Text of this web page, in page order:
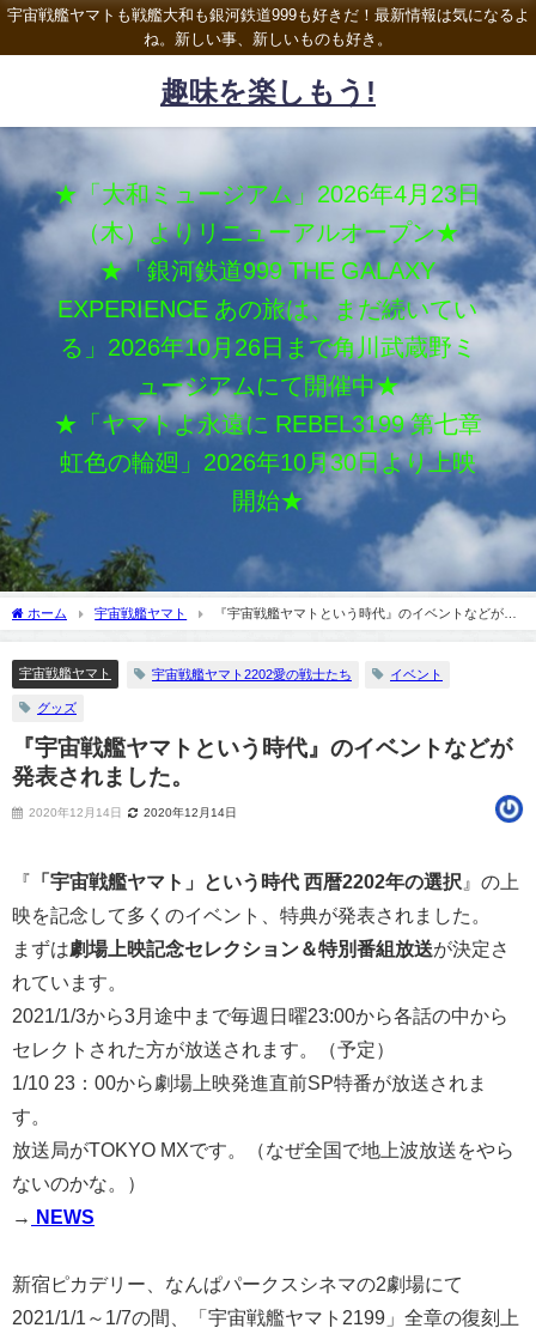
宇宙戦艦ヤマトも戦艦大和も銀河鉄道999も好きだ！最新情報は気になるよ
ね。新しい事、新しいものも好き。
趣味を楽しもう!
★「大和ミュージアム」2026年4月23日
（木）よりリニューアルオープン★
★「銀河鉄道999 THE GALAXY
EXPERIENCE あの旅は、まだ続いてい
る」2026年10月26日まで角川武蔵野ミ
ュージアムにて開催中★
★「ヤマトよ永遠に REBEL3199 第七章
虹色の輪廻」2026年10月30日より上映
開始★
ホーム 宇宙戦艦ヤマト
『宇宙戦艦ヤマトという時代』のイベントなどが発
宇宙戦艦ヤマト 宇宙戦艦ヤマト2202愛の戦士たち イベント
グッズ
『宇宙戦艦ヤマトという時代』のイベントなどが
発表されました。
2020年12月14日 2020年12月14日
『 「宇宙戦艦ヤマト」という時代 西暦2202年の選択 』の上
映を記念して多くのイベント、特典が発表されました。
まずは劇場上映記念セレクション＆特別番組放送が決定さ
れています。
2021/1/3から3月途中まで毎週日曜23:00から各話の中から
セレクトされた方が放送されます。（予定）
1/10 23：00から劇場上映発進直前SP特番が放送されま
す。
放送局がTOKYO MXです。（なぜ全国で地上波放送をやら
ないのかな。）
→
NEWS
新宿ピカデリー、なんぱパークスシネマの2劇場にて
2021/1/1～1/7の間、「宇宙戦艦ヤマト2199」全章の復刻上